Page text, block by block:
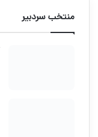
منتخب سردبیر